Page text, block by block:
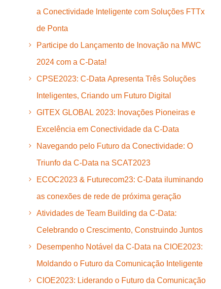
a Conectividade Inteligente com Soluções FTTx
de Ponta
Participe do Lançamento de Inovação na MWC
2024 com a C-Data!
CPSE2023: C-Data Apresenta Três Soluções
Inteligentes, Criando um Futuro Digital
GITEX GLOBAL 2023: Inovações Pioneiras e
Excelência em Conectividade da C-Data
Navegando pelo Futuro da Conectividade: O
Triunfo da C-Data na SCAT2023
ECOC2023 & Futurecom23: C-Data iluminando
as conexões de rede de próxima geração
Atividades de Team Building da C-Data:
Celebrando o Crescimento, Construindo Juntos
Desempenho Notável da C-Data na CIOE2023:
Moldando o Futuro da Comunicação Inteligente
CIOE2023: Liderando o Futuro da Comunicação